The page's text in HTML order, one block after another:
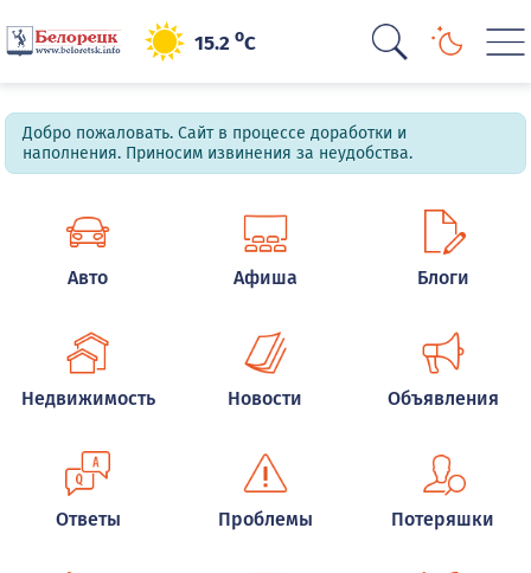
15.2oC
Добро пожаловать. Сайт в процессе доработки и
наполнения. Приносим извинения за неудобства.
Авто Афиша Блоги
Недвижимость Новости Объявления
Ответы Проблемы Потеряшки